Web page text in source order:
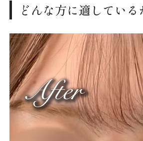
どんな方に適している